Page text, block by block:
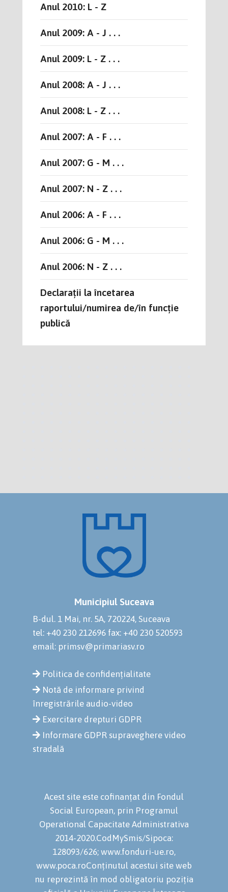
Anul 2010: L - Z
Anul 2009: A - J . . .
Anul 2009: L - Z . . .
Anul 2008: A - J . . .
Anul 2008: L - Z . . .
Anul 2007: A - F . . .
Anul 2007: G - M . . .
Anul 2007: N - Z . . .
Anul 2006: A - F . . .
Anul 2006: G - M . . .
Anul 2006: N - Z . . .
Declarații la încetarea
raportului/numirea de/în funcție
publică
Municipiul Suceava
B-dul. 1 Mai, nr. 5A, 720224, Suceava
tel: +40 230 212696 fax: +40 230 520593
email: primsv@primariasv.ro
Politica de confidențialitate
Notă de informare privind
înregistrările audio-video
Exercitare drepturi GDPR
Informare GDPR supraveghere video
stradală
Acest site este cofinanțat din Fondul
Social European, prin Programul
Operational Capacitate Administrativa
2014-2020.CodMySmis/Sipoca:
128093/626; www.fonduri-ue.ro,
www.poca.roConținutul acestui site web
nu reprezintă în mod obligatoriu poziția